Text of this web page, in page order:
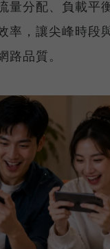
量分配、負載平
率，讓尖峰時段
路品質。